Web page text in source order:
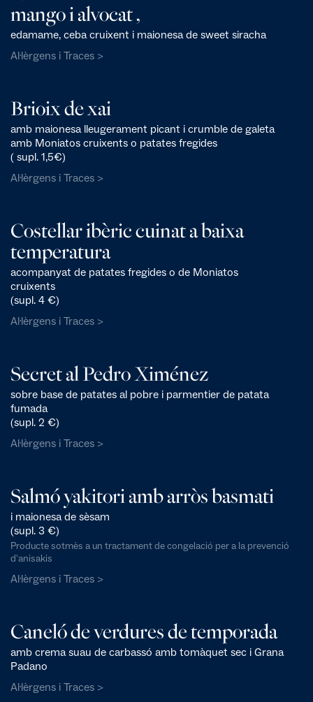
mango i alvocat ,
edamame, ceba cruixent i maionesa de sweet siracha
Al·lèrgens i Traces >
Brioix de xai
amb maionesa lleugerament picant i crumble de galeta
amb Moniatos cruixents o patates fregides
( supl. 1,5€)
Al·lèrgens i Traces >
Costellar ibèric cuinat a baixa
temperatura
acompanyat de patates fregides o de Moniatos
cruixents
(supl. 4 €)
Al·lèrgens i Traces >
Secret al Pedro Ximénez
sobre base de patates al pobre i parmentier de patata
fumada
(supl. 2 €)
Al·lèrgens i Traces >
Salmó yakitori amb arròs basmati
i maionesa de sèsam
(supl. 3 €)
Producte sotmès a un tractament de congelació per a la prevenció
d'anisakis
Al·lèrgens i Traces >
Caneló de verdures de temporada
amb crema suau de carbassó amb tomàquet sec i Grana
Padano
Al·lèrgens i Traces >